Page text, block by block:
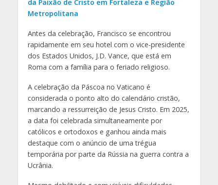
da Paixão de Cristo em Fortaleza e Região
Metropolitana
Antes da celebração, Francisco se encontrou
rapidamente em seu hotel com o vice-presidente
dos Estados Unidos, J.D. Vance, que está em
Roma com a família para o feriado religioso.
A celebração da Páscoa no Vaticano é
considerada o ponto alto do calendário cristão,
marcando a ressurreição de Jesus Cristo. Em 2025,
a data foi celebrada simultaneamente por
católicos e ortodoxos e ganhou ainda mais
destaque com o anúncio de uma trégua
temporária por parte da Rússia na guerra contra a
Ucrânia.